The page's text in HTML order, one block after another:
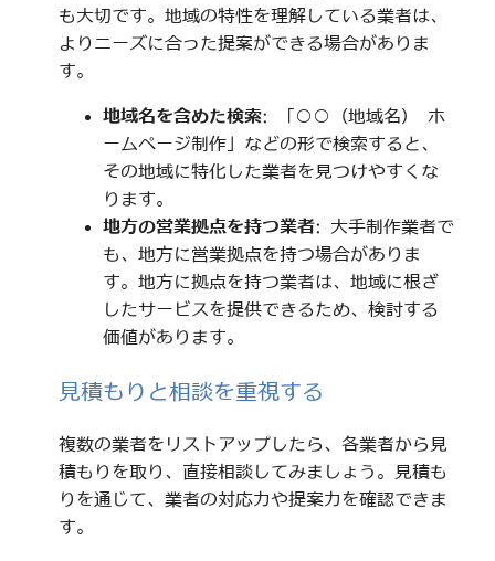
も大切です。地域の特性を理解している業者は、
よりニーズに合った提案ができる場合がありま
す。
地域名を含めた検索: 「○○（地域名） ホ
ームページ制作」などの形で検索すると、
その地域に特化した業者を見つけやすくな
ります。
地方の営業拠点を持つ業者: 大手制作業者で
も、地方に営業拠点を持つ場合がありま
す。地方に拠点を持つ業者は、地域に根ざ
したサービスを提供できるため、検討する
価値があります。
見積もりと相談を重視する
複数の業者をリストアップしたら、各業者から見
積もりを取り、直接相談してみましょう。見積も
りを通じて、業者の対応力や提案力を確認できま
す。